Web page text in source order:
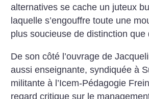
alternatives se cache un juteux
laquelle s’engouffre toute une
plus soucieuse de distinction que
De son côté l’ouvrage de
aussi enseignante, syndiquée à
militante à l’Icem-Pédagogie
regard critique sur le